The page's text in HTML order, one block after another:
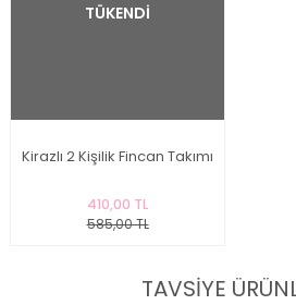
TÜKENDİ
Kirazlı 2 Kişilik Fincan Takımı
410,00 TL
585,00 TL
TAVSİYE